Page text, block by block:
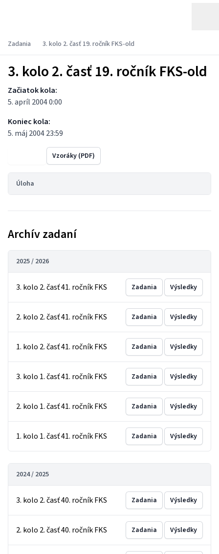
Zadania 3. kolo 2. časť 19. ročník FKS-old
3. kolo 2. časť 19. ročník FKS-old
Začiatok kola:
5. apríl 2004 0:00
Koniec kola:
5. máj 2004 23:59
Vzoráky (PDF)
Úloha
Archív zadaní
2025 / 2026
3. kolo 2. časť 41. ročník FKS Zadania Výsledky
2. kolo 2. časť 41. ročník FKS Zadania Výsledky
1. kolo 2. časť 41. ročník FKS Zadania Výsledky
3. kolo 1. časť 41. ročník FKS Zadania Výsledky
2. kolo 1. časť 41. ročník FKS Zadania Výsledky
1. kolo 1. časť 41. ročník FKS Zadania Výsledky
2024 / 2025
3. kolo 2. časť 40. ročník FKS Zadania Výsledky
2. kolo 2. časť 40. ročník FKS Zadania Výsledky